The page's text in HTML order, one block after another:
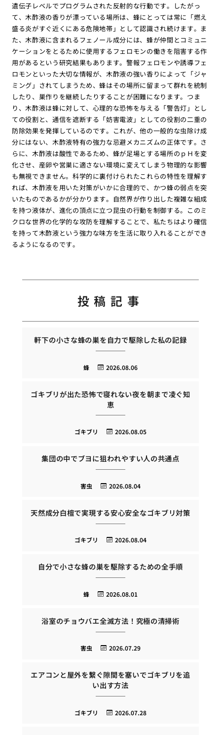
遺伝子レベルでプログラムされた反射的な行動です。したがっ
て、木酢液の香りが漂っている場所は、蜂にとっては常に「燃え
盛る炎がすぐ近くにある危険地帯」として認識され続けます。ま
た、木酢液に含まれるフェノール成分には、蜂が仲間とコミュニ
ケーションをとるために使用するフェロモンの働きを阻害する作
用があるという研究結果もあります。警報フェロモンや誘導フェ
ロモンといった大切な情報が、木酢液の強い香りによって「ジャ
ミング」されてしまうため、蜂はその場所に留まって群れを統制
したり、巣作りを継続したりすることが困難になります。つま
り、木酢液は蜂に対して、心理的な恐怖を与える「警告灯」とし
ての役割と、通信を遮断する「妨害電波」としての役割の二重の
防除効果を発揮しているのです。これが、他の一般的な虫除け成
分にはない、木酢液特有の強力な忌避メカニズムの正体です。さ
らに、木酢液は酸性であるため、蜂が足場とする場所のｐＨを変
化させ、産卵や営巣に適さない環境に変えてしまう物理的な影響
も無視できません。科学的に裏付けられたこれらの特性を理解す
れば、木酢液を用いた対策がいかに合理的で、かつ蜂の弱点を突
いたものであるかが分かります。自然界が作り出した複雑な組成
を持つ液体が、進化の頂点に立つ昆虫の行動を制御する。このミ
クロな世界の化学的な攻防を理解することで、私たちはより確信
を持って木酢液という強力な味方を生活に取り入れることができ
るようになるのです。
投稿記事
軒下の小さな蜂の巣を自力で駆除した私の記録
2026.08.06
蜂
ゴキブリが出た恐怖で寝れない夜を朝まで凌ぐ知
恵
2026.08.05
ゴキブリ
集団の中でブヨに狙われやすい人の共通点
2026.08.04
害虫
天然成分白檀で実現する安心安全なゴキブリ対策
2026.08.04
ゴキブリ
自分で小さな蜂の巣を駆除するための全手順
2026.08.01
蜂
浴室のチョウバエ全滅方法！究極の清掃術
2026.07.29
害虫
エアコンと屋外を繋ぐ隙間を塞いでゴキブリを追
い出す方法
2026.07.28
ゴキブリ